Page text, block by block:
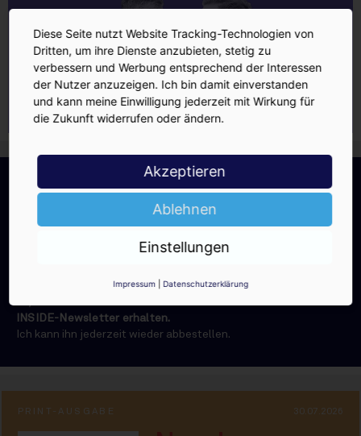
INSIDE-Newsletter
Jetzt anmelden!
INSIDE-Newsletter erhalten.
Ich kann ihn jederzeit wieder abbestellen.
PRINT-AUSGABE 30.07.2026
Diese Seite nutzt Website Tracking-Technologien von
Dritten, um ihre Dienste anzubieten, stetig zu
verbessern und Werbung entsprechend der Interessen
der Nutzer anzuzeigen. Ich bin damit einverstanden
und kann meine Einwilligung jederzeit mit Wirkung für
die Zukunft widerrufen oder ändern.
Akzeptieren
Ablehnen
Einstellungen
Impressum Datenschutzerklärung